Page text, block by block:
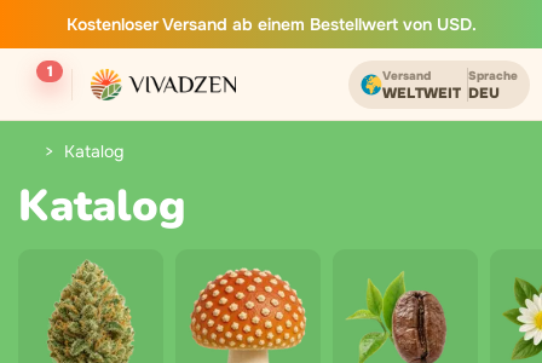
Kostenloser Versand ab einem Bestellwert von USD.
1 Versand
WELTWEIT
Sprache
DEU
Katalog
Katalog